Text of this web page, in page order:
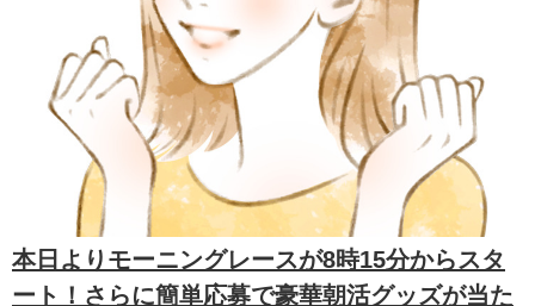
本日よりモーニングレースが8時15分からスタ
ート！さらに簡単応募で豪華朝活グッズが当た